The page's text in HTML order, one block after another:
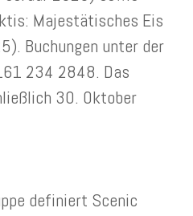
Majestätisches Eis
Buchungen unter der
234 2848. Das
30. Oktober
definiert Scenic